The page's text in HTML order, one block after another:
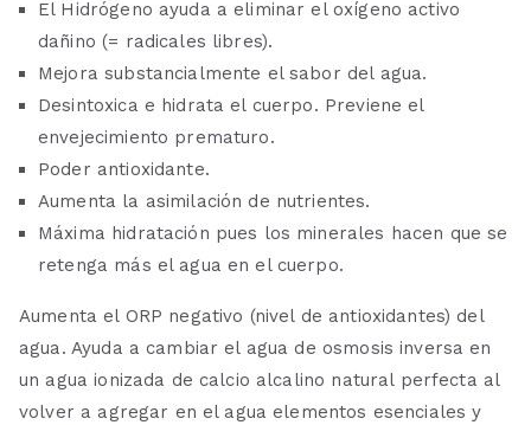
El Hidrógeno ayuda a eliminar el oxígeno activo
dañino (= radicales libres).
Mejora substancialmente el sabor del agua.
Desintoxica e hidrata el cuerpo. Previene el
envejecimiento prematuro.
Poder antioxidante.
Aumenta la asimilación de nutrientes.
Máxima hidratación pues los minerales hacen que se
retenga más el agua en el cuerpo.
Aumenta el ORP negativo (nivel de antioxidantes) del
agua. Ayuda a cambiar el agua de osmosis inversa en
un agua ionizada de calcio alcalino natural perfecta al
volver a agregar en el agua elementos esenciales y